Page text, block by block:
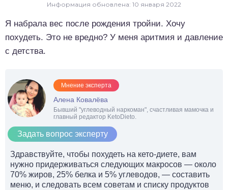
Информация обновлена: 10 января 2022
Я набрала вес после рождения тройни. Хочу
похудеть. Это не вредно? У меня аритмия и давление
с детства.
Мнение эксперта
Алена Ковалёва
Бывший "углеводный наркоман", счастливая мамочка и
главный редактор KetoDieto.
Задать вопрос эксперту
Здравствуйте, чтобы похудеть на кето-диете, вам
нужно придерживаться следующих макросов — около
70% жиров, 25% белка и 5% углеводов, — составить
меню, и следовать всем советам и списку продуктов